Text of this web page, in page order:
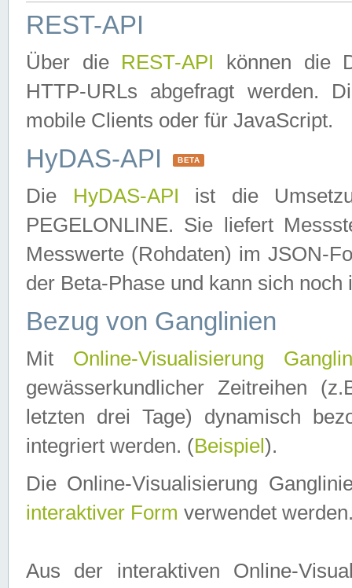
REST-API
Über die REST-API können die
HTTP-URLs abgefragt werden.
mobile Clients oder für JavaScript.
HyDAS-API BETA
Die HyDAS-API ist die
PEGELONLINE. Sie liefert
Messwerte (Rohdaten) im JSON-
der Beta-Phase und kann sich noch
Bezug von Ganglinien
Mit Online-Visualisierung
gewässerkundlicher Zeitreihen
letzten drei Tage) dynamisch
integriert werden. (Beispiel ).
Die Online-Visualisierung
interaktiver Form verwendet
Aus der interaktiven Online-